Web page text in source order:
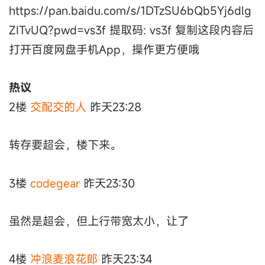
https://pan.baidu.com/s/1DTzSU6bQb5Yj6dlg
ZITvUQ?pwd=vs3f 提取码: vs3f 复制这段内容后
打开百度网盘手机App，操作更方便哦
热议
2楼 交配交的人 昨天23:28
转存要超会，楼下来。
3楼 codegear 昨天23:30
虽然是超会，但上行带宽太小，让了
4楼 冲浪麦浪花郎 昨天23:34